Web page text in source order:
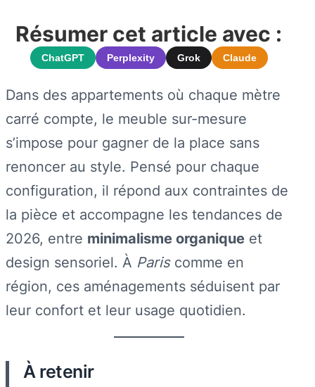
Résumer cet article avec :
ChatGPT Perplexity Grok Claude
Dans des appartements où chaque mètre
carré compte, le meuble sur-mesure
s’impose pour gagner de la place sans
renoncer au style. Pensé pour chaque
configuration, il répond aux contraintes de
la pièce et accompagne les tendances de
2026, entre minimalisme organique et
design sensoriel. À Pariscomme en
région, ces aménagements séduisent par
leur confort et leur usage quotidien.
À retenir